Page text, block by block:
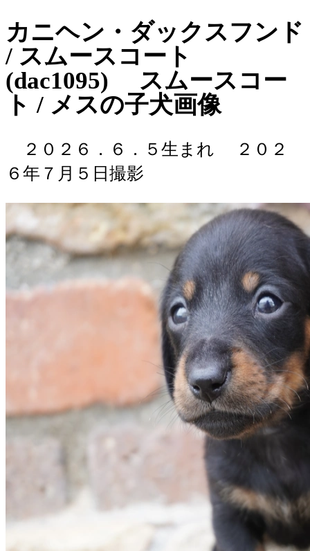
カニヘン・ダックスフンド
/ スムースコート
(dac1095) スムースコー
ト / メスの子犬画像
２０２６．６．５生まれ
２０２
６年７月５日撮影